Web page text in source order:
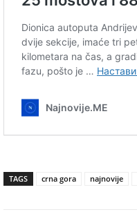
TAGS crna gora najnovije